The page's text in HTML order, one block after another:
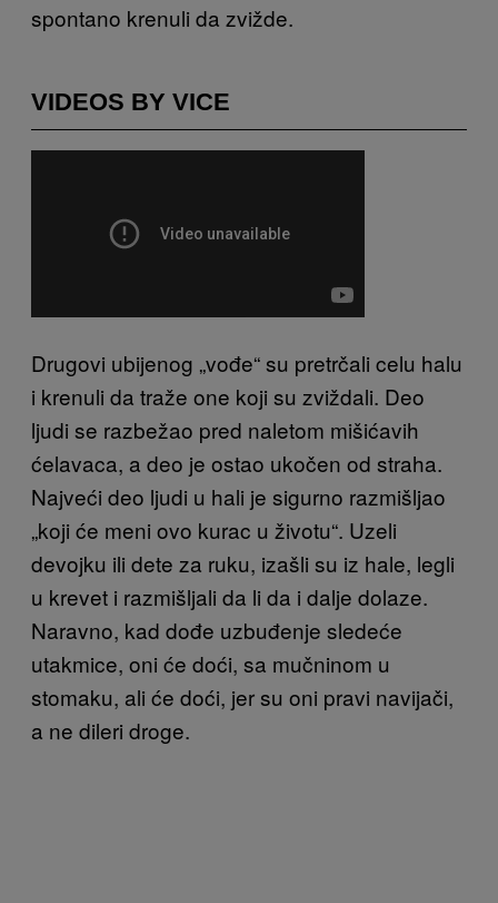
spontano krenuli da zvižde.
VIDEOS BY VICE
Drugovi ubijenog „vođe“ su pretrčali celu halu
i krenuli da traže one koji su zviždali. Deo
ljudi se razbežao pred naletom mišićavih
ćelavaca, a deo je ostao ukočen od straha.
Najveći deo ljudi u hali je sigurno razmišljao
„koji će meni ovo kurac u životu“. Uzeli
devojku ili dete za ruku, izašli su iz hale, legli
u krevet i razmišljali da li da i dalje dolaze.
Naravno, kad dođe uzbuđenje sledeće
utakmice, oni će doći, sa mučninom u
stomaku, ali će doći, jer su oni pravi navijači,
a ne dileri droge.